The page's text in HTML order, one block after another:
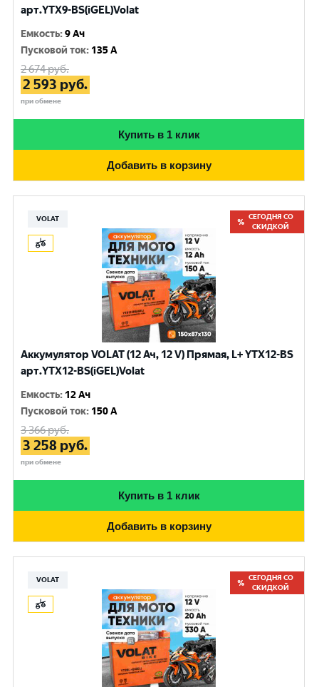
арт.YTX9-BS(iGEL)Volat
Емкость:9 Ач
Пусковой ток: 135 A
2 674руб.
2 593 руб.
при обмене
Купить в 1 клик
Добавить в корзину
VOLAT
СЕГОДНЯ СО
СКИДКОЙ
Аккумулятор VOLAT (12 Ач, 12 V) Прямая, L+ YTX12-BS
арт.YTX12-BS(iGEL)Volat
Емкость: 12 Ач
Пусковой ток: 150 A
3 366руб.
3 258 руб.
при обмене
Купить в 1 клик
Добавить в корзину
VOLAT
СЕГОДНЯ СО
СКИДКОЙ